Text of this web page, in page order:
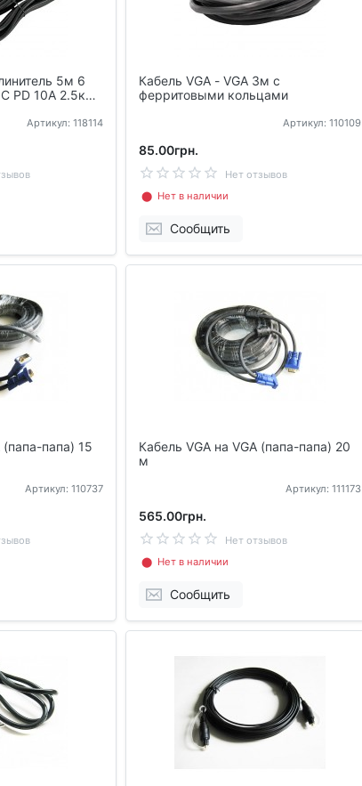
5м 6
PD 10А 2.5кВт
Артикул: 118114
Кабель VGA - VGA 3м с
ферритовыми кольцами
Артикул: 110109
85.00грн.
Нет отзывов
⬤ Нет в наличии
Сообщить
(папа-папа) 15
Артикул: 110737
Кабель VGA на VGA (папа-папа) 20
м
Артикул: 111173
565.00грн.
Нет отзывов
⬤ Нет в наличии
Сообщить